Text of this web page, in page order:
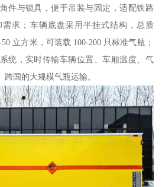
件与锁具，便于吊装与固定，适配铁路
求；车辆底盘采用半挂式结构，总质
立方米，可装载 100-200 只标准气瓶；
统，实时传输车辆位置、车厢温度、气
国的大规模气瓶运输。​